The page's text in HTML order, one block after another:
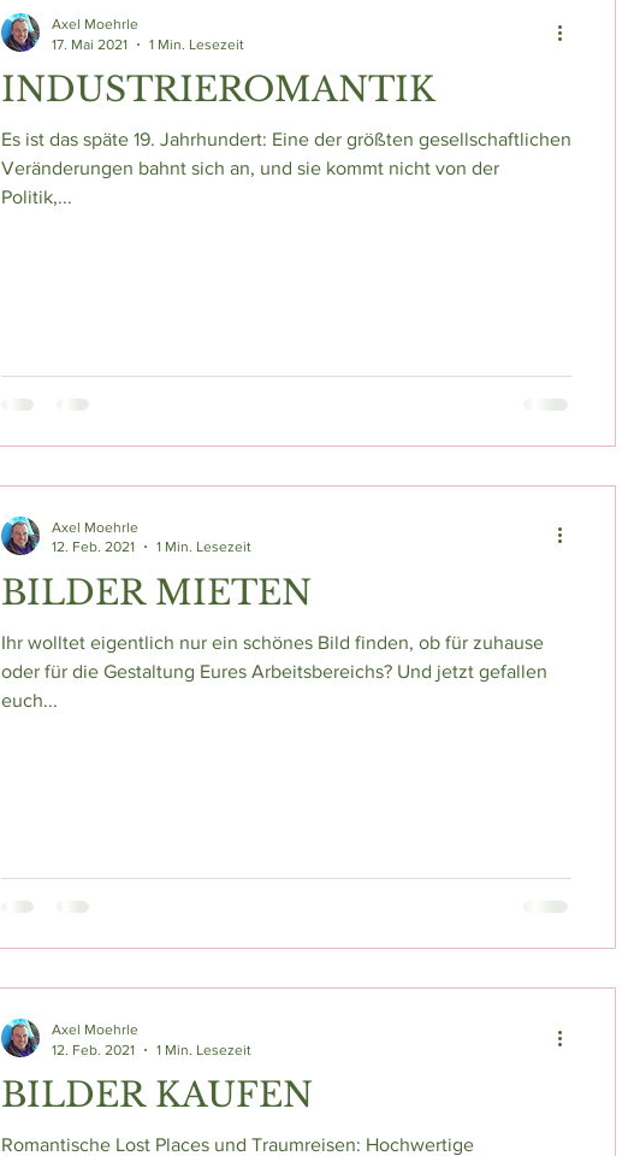
INDUSTRIEROMANTIK
Es ist das späte 19. Jahrhundert: Eine der größten gesellschaftlichen
Veränderungen bahnt sich an, und sie kommt nicht von der
Politik,...
Axel Moehrle
17. Mai 2021
1 Min. Lesezeit
BILDER MIETEN
Ihr wolltet eigentlich nur ein schönes Bild finden, ob für zuhause
oder für die Gestaltung Eures Arbeitsbereichs? Und jetzt gefallen
euch...
Axel Moehrle
12. Feb. 2021
1 Min. Lesezeit
BILDER KAUFEN
Romantische Lost Places und Traumreisen: Hochwertige
Axel Moehrle
12. Feb. 2021
1 Min. Lesezeit